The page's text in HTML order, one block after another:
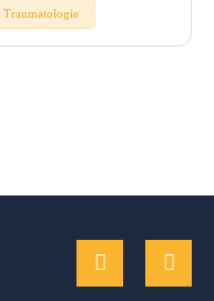
Traumatologie